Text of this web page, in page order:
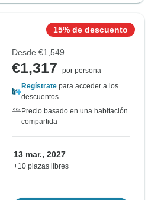
15% de descuento
Desde €1,549
€1,317
por persona
Regístrate para acceder a los
descuentos
Precio basado en una habitación
compartida
13 mar., 2027
+10 plazas libres